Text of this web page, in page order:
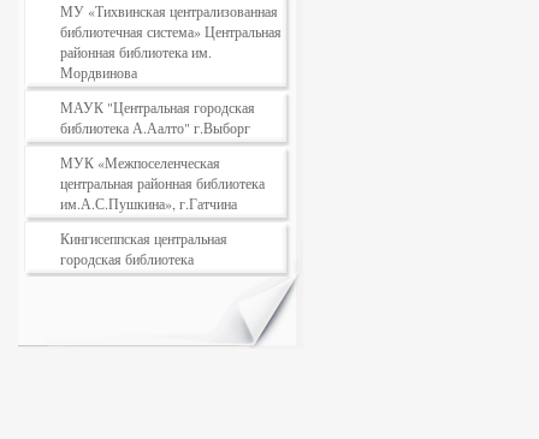
МУ «Тихвинская централизованная
библиотечная система» Центральная
районная библиотека им.
Мордвинова
МАУК "Центральная городская
библиотека А.Аалто" г.Выборг
МУК «Межпоселенческая
центральная районная библиотека
им.А.С.Пушкина», г.Гатчина
Кингисеппская центральная
городская библиотека